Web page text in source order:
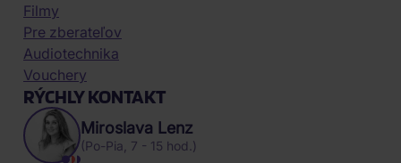
Filmy
Pre zberateľov
Audiotechnika
Vouchery
RÝCHLY KONTAKT
Miroslava Lenz
(Po-Pia, 7 - 15 hod.)